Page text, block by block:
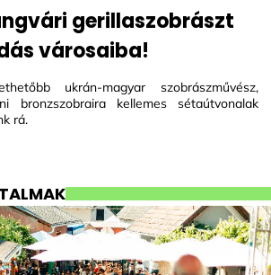
gerillaszobrászt
városaiba!
ukrán-magyar szobrászművész,
bronzszobraira kellemes sétaútvonalak
rá.